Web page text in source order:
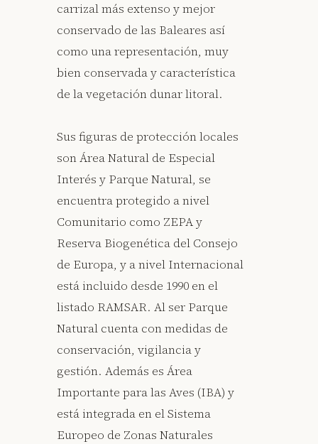
carrizal más extenso y mejor
conservado de las Baleares así
como una representación, muy
bien conservada y característica
de la vegetación dunar litoral.
Sus figuras de protección locales
son Área Natural de Especial
Interés y Parque Natural, se
encuentra protegido a nivel
Comunitario como ZEPA y
Reserva Biogenética del Consejo
de Europa, y a nivel Internacional
está incluido desde 1990 en el
listado RAMSAR. Al ser Parque
Natural cuenta con medidas de
conservación, vigilancia y
gestión. Además es Área
Importante para las Aves (IBA) y
está integrada en el Sistema
Europeo de Zonas Naturales